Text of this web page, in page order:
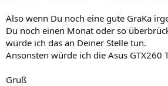
Also wenn Du noch eine gute GraKa
Du noch einen Monat oder so
würde ich das an Deiner Stelle tun.
Ansonsten würde ich die Asus GTX260
Gruß